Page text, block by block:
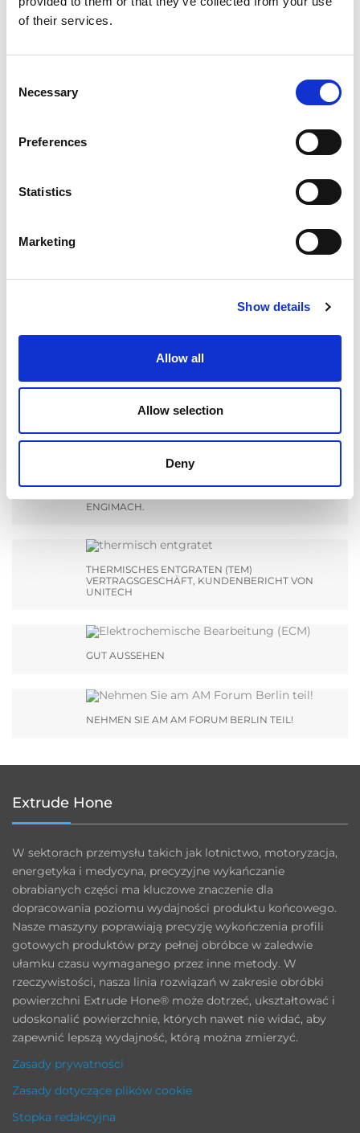
of their services.
Selection
Necessary
Preferences
Statistics
Marketing
Show details
Allow all
Allow selection
Deny
Categories
Electrochemical (ECM)
AKTUALNOŚCI
MACHEN SIE SICH BEREIT FÜR EIN TREFFEN MIT
ENGIMACH.
THERMISCHES ENTGRATEN (TEM)
VERTRAGSGESCHÄFT, KUNDENBERICHT VON
UNITECH
GUT AUSSEHEN
NEHMEN SIE AM AM FORUM BERLIN TEIL!
Extrude Hone
W sektorach przemysłu takich jak lotnictwo, motoryzacja,
energetyka i medycyna, precyzyjne wykańczanie
obrabianych części ma kluczowe znaczenie dla
dopracowania poziomu wydajności produktu końcowego.
Nasze maszyny poprawiają precyzję wykończenia profili
gotowych produktów przy pełnej obróbce w zaledwie
ułamku czasu wymaganego przez inne metody. W
rzeczywistości, nasza linia rozwiązań w zakresie obróbki
powierzchni Extrude Hone® może dotrzeć, ukształtować i
udoskonalić powierzchnie, których nawet nie widać, aby
zapewnić lepszą wydajność, którą można zmierzyć.
Zasady prywatności
Zasady dotyczące plików cookie
Stopka redakcyjna